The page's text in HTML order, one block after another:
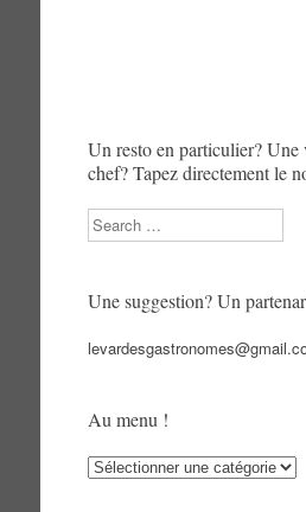
Un resto en particulier?
chef? Tapez directement le
Search
Une suggestion? Un
Au menu !
Au